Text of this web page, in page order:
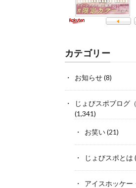
カテゴリー
お知らせ(8)
じょびスポブログ
(1,341)
お笑い(21)
じょびスポとは
アイスホッケー